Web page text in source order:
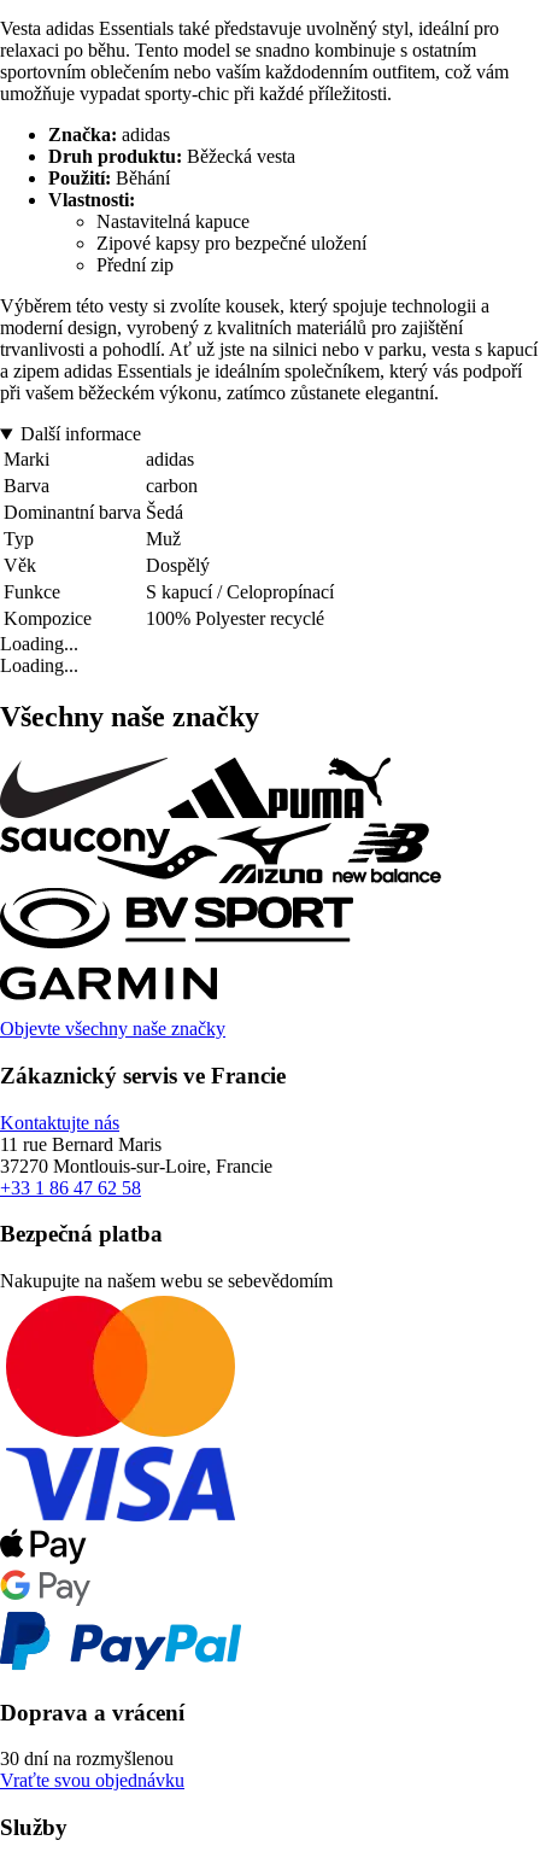
Vesta adidas Essentials také představuje uvolněný styl, ideální pro
relaxaci po běhu. Tento model se snadno kombinuje s ostatním
sportovním oblečením nebo vaším každodenním outfitem, což vám
umožňuje vypadat sporty-chic při každé příležitosti.
Značka: adidas
Druh produktu: Běžecká vesta
Použití: Běhání
Vlastnosti:
Nastavitelná kapuce
Zipové kapsy pro bezpečné uložení
Přední zip
Výběrem této vesty si zvolíte kousek, který spojuje technologii a
moderní design, vyrobený z kvalitních materiálů pro zajištění
trvanlivosti a pohodlí. Ať už jste na silnici nebo v parku, vesta s kapucí
a zipem adidas Essentials je ideálním společníkem, který vás podpoří
při vašem běžeckém výkonu, zatímco zůstanete elegantní.
Další informace
Marki
adidas
Barva
carbon
Dominantní barva Šedá
Typ
Muž
Věk
Dospělý
Funkce
S kapucí / Celopropínací
Kompozice
100% Polyester recyclé
Loading...
Loading...
Všechny naše značky
Objevte všechny naše značky
Zákaznický servis ve Francie
Kontaktujte nás
11 rue Bernard Maris
37270 Montlouis-sur-Loire, Francie
+33 1 86 47 62 58
Bezpečná platba
Nakupujte na našem webu se sebevědomím
Doprava a vrácení
30 dní na rozmyšlenou
Vraťte svou objednávku
Služby